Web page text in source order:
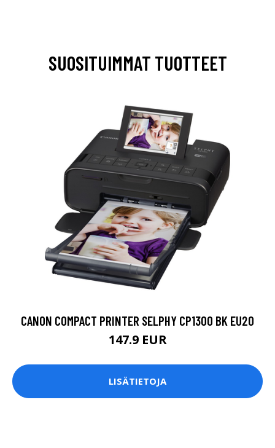
SUOSITUIMMAT TUOTTEET
CANON COMPACT PRINTER SELPHY CP1300 BK EU20
147.9 EUR
LISÄTIETOJA